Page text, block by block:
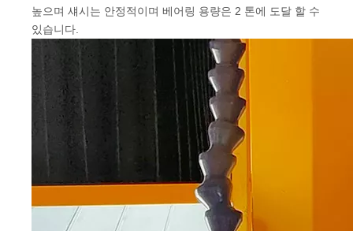
높으며 섀시는 안정적이며 베어링 용량은 2 톤에 도달 할 수
있습니다.